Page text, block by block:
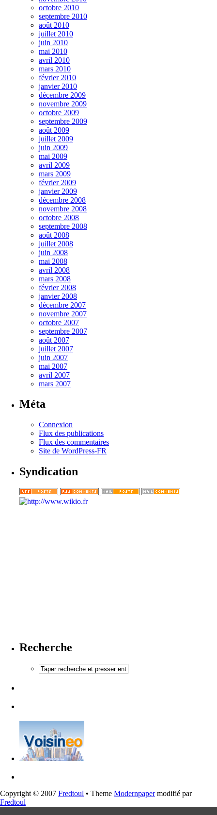
octobre 2010
septembre 2010
août 2010
juillet 2010
juin 2010
mai 2010
avril 2010
mars 2010
février 2010
janvier 2010
décembre 2009
novembre 2009
octobre 2009
septembre 2009
août 2009
juillet 2009
juin 2009
mai 2009
avril 2009
mars 2009
février 2009
janvier 2009
décembre 2008
novembre 2008
octobre 2008
septembre 2008
août 2008
juillet 2008
juin 2008
mai 2008
avril 2008
mars 2008
février 2008
janvier 2008
décembre 2007
novembre 2007
octobre 2007
septembre 2007
août 2007
juillet 2007
juin 2007
mai 2007
avril 2007
mars 2007
Méta
Connexion
Flux des publications
Flux des commentaires
Site de WordPress-FR
Syndication
Recherche
Copyright © 2007 Fredtoul • Theme Modernpapermodifié par
Fredtoul